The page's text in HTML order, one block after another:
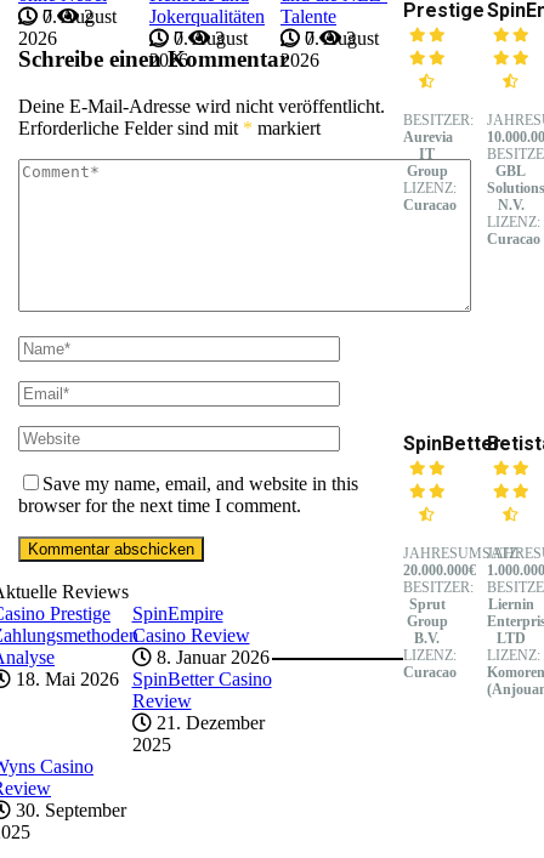
7. August
2026
0 2
Jokerqualitäten
7. August
2026
0 3
Talente
7. August
2026
0 3
Schreibe einen Kommentar
Deine E-Mail-Adresse wird nicht veröffentlicht.
Erforderliche Felder sind mit * markiert
Save my name, email, and website in this
browser for the next time I comment.
Prestige
BESITZER:
Aurevia
IT
Group
LIZENZ:
Curacao
GBL
Solutions
N.V.
LIZENZ:
Curacao
SpinBetter
JAHRESUMSATZ:
20.000.000€
BESITZER:
Sprut
Group
B.V.
LIZENZ:
Curacao
Liernin
LTD
LIZENZ:
Komoren
Reviews
Prestige
18. Mai 2026
SpinEmpire
Casino Review
8. Januar 2026
SpinBetter Casino
Review
21. Dezember
2025
Casino
30. September